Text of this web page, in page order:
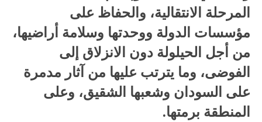
المرحلة الانتقالية، والحفاظ على
مؤسسات الدولة ووحدتها وسلامة أراضيها،
من أجل الحيلولة دون الانزلاق إلى
الفوضى، وما يترتب عليها من آثار مدمرة
على السودان وشعبها الشقيق، وعلى
المنطقة برمتها.